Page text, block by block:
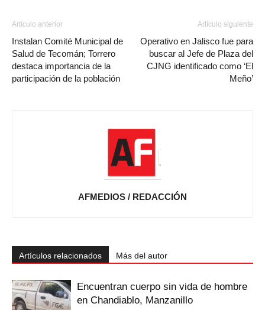
Artículo anterior
Instalan Comité Municipal de
Salud de Tecomán; Torrero
destaca importancia de la
participación de la población
Artículo siguiente
Operativo en Jalisco fue para
buscar al Jefe de Plaza del
CJNG identificado como ‘El
Meño’
AFMEDIOS / REDACCIÓN
Artículos relacionados Más del autor
Encuentran cuerpo sin vida de hombre
en Chandiablo, Manzanillo